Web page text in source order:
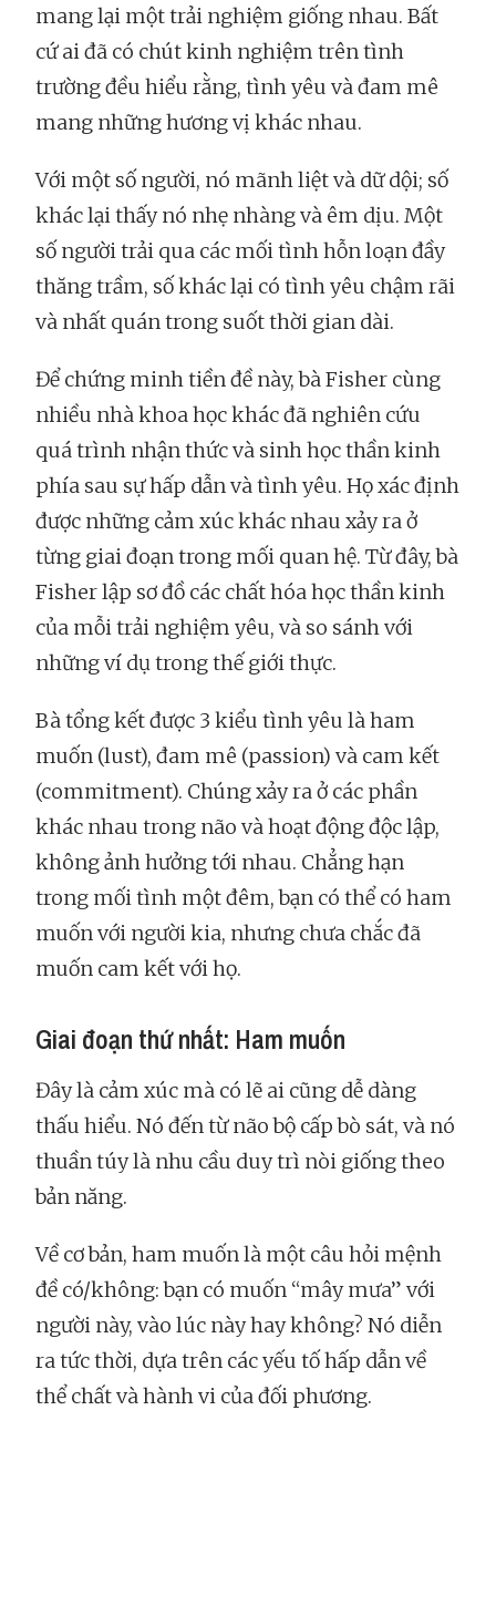
mang lại một trải nghiệm giống nhau. Bất
cứ ai đã có chút kinh nghiệm trên tình
trường đều hiểu rằng, tình yêu và đam mê
mang những hương vị khác nhau.
Với một số người, nó mãnh liệt và dữ dội; số
khác lại thấy nó nhẹ nhàng và êm dịu. Một
số người trải qua các mối tình hỗn loạn đầy
thăng trầm, số khác lại có tình yêu chậm rãi
và nhất quán trong suốt thời gian dài.
Để chứng minh tiền đề này, bà Fisher cùng
nhiều nhà khoa học khác đã nghiên cứu
quá trình nhận thức và sinh học thần kinh
phía sau sự hấp dẫn và tình yêu. Họ xác định
được những cảm xúc khác nhau xảy ra ở
từng giai đoạn trong mối quan hệ. Từ đây, bà
Fisher lập sơ đồ các chất hóa học thần kinh
của mỗi trải nghiệm yêu, và so sánh với
những ví dụ trong thế giới thực.
Bà tổng kết được 3 kiểu tình yêu là ham
muốn (lust), đam mê (passion) và cam kết
(commitment). Chúng xảy ra ở các phần
khác nhau trong não và hoạt động độc lập,
không ảnh hưởng tới nhau. Chẳng hạn
trong mối tình một đêm, bạn có thể có ham
muốn với người kia, nhưng chưa chắc đã
muốn cam kết với họ.
Giai đoạn thứ nhất: Ham muốn
Đây là cảm xúc mà có lẽ ai cũng dễ dàng
thấu hiểu. Nó đến từ não bộ cấp bò sát, và nó
thuần túy là nhu cầu duy trì nòi giống theo
bản năng.
Về cơ bản, ham muốn là một câu hỏi mệnh
đề có/không: bạn có muốn “mây mưa” với
người này, vào lúc này hay không? Nó diễn
ra tức thời, dựa trên các yếu tố hấp dẫn về
thể chất và hành vi của đối phương.